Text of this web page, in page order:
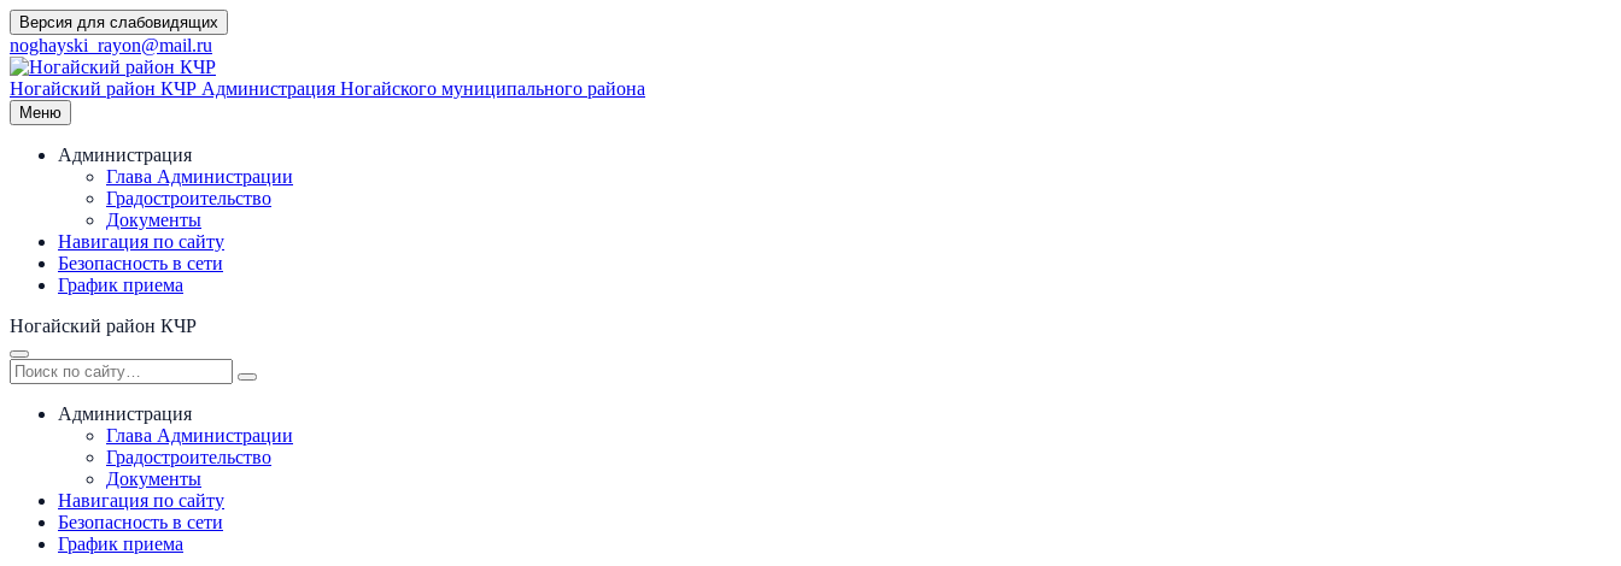
Перейти
к
содержимому
Версия для слабовидящих
noghayski_rayon@mail.ru
Ногайский район КЧР Администрация Ногайского муниципального района
Меню
Администрация
Глава Администрации
Градостроительство
Документы
Навигация по сайту
Безопасность в сети
График приема
Ногайский район КЧР
Администрация
Глава Администрации
Градостроительство
Документы
Навигация по сайту
Безопасность в сети
График приема